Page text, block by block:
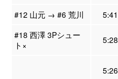
#12 山元 → #6 荒川
5:41
#18 西澤 3Pシュー
ト×
5:28
5:26